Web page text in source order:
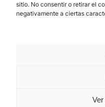
sitio. No consentir o retirar el
negativamente a ciertas
Contacto